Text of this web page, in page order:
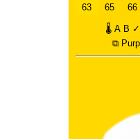
63
65
66
🌡 A B
⧉